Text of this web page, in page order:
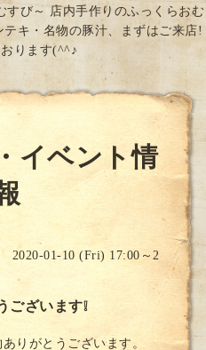
すび～ 店内手作りのふっくらおむ
キ・名物の豚汁、まずはご来店!
ります(^^♪
イベント情
2020-01-10 (Fri) 17:00～2
ざいます❕
りがとうございます。